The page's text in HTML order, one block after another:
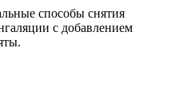
способы снятия
с добавлением